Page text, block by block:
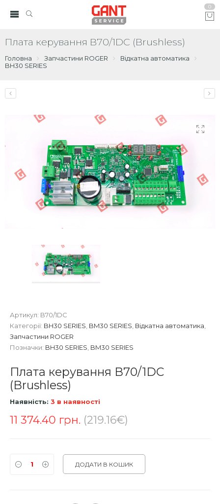
0
Плата керування B70/1DC (Brushless)
Головна Запчастини ROGER
Відкатна автоматика
BH30 SERIES
Артикул: B70/1DC
Категорії: BH30 SERIES BM30 SERIES Відкатна автоматика
Запчастини ROGER
Позначки: BH30 SERIES BM30 SERIES
Плата керування B70/1DC
(Brushless)
Наявність: 3 в наявності
11 374.40 грн. (219.16€)
ДОДАТИ В КОШИК